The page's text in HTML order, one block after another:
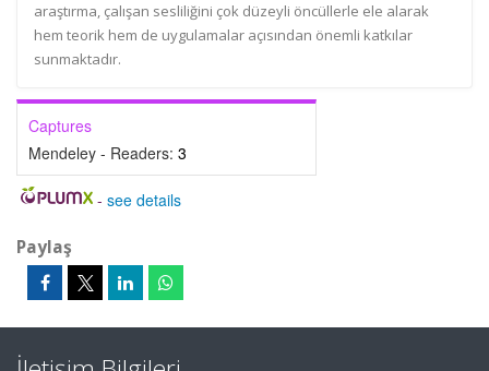
araştırma, çalışan sesliliğini çok düzeyli öncüllerle ele alarak
hem teorik hem de uygulamalar açısından önemli katkılar
sunmaktadır.
Captures
Mendeley - Readers: 3
- see details
Paylaş